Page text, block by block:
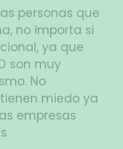
personas que
no importa si
ya que
son muy
No
miedo ya
empresas